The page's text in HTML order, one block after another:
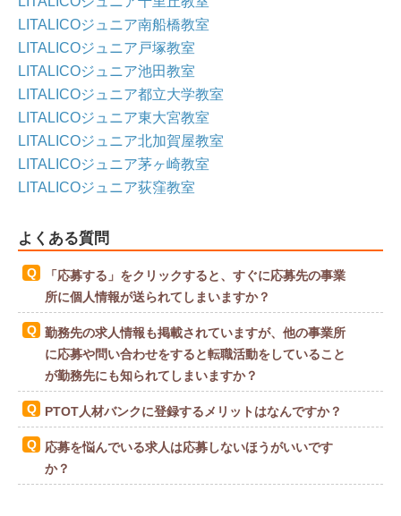
LITALICOジュニア南船橋教室
LITALICOジュニア戸塚教室
LITALICOジュニア池田教室
LITALICOジュニア都立大学教室
LITALICOジュニア東大宮教室
LITALICOジュニア北加賀屋教室
LITALICOジュニア茅ヶ崎教室
LITALICOジュニア荻窪教室
よくある質問
「応募する」をクリックすると、すぐに応募先の事業
所に個人情報が送られてしまいますか？
勤務先の求人情報も掲載されていますが、他の事業所
に応募や問い合わせをすると転職活動をしていること
が勤務先にも知られてしまいますか？
PTOT人材バンクに登録するメリットはなんですか？
応募を悩んでいる求人は応募しないほうがいいです
か？